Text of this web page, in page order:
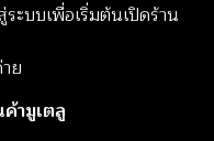
ะบบเพื่อเริ่มต้นเปิดร้าน
ย
ามูเตลู